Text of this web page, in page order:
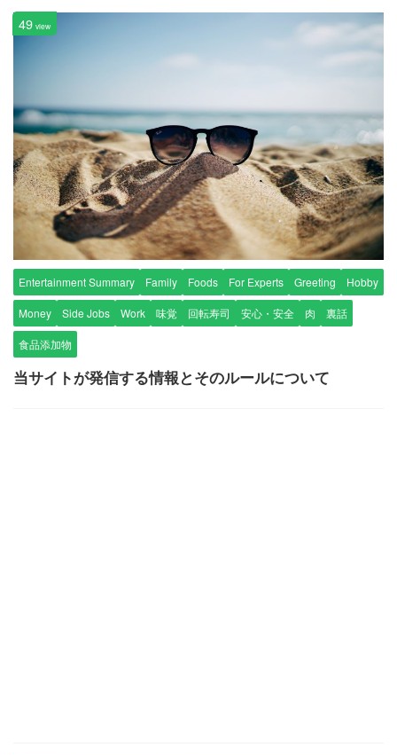
49 view
Entertainment Summary Family Foods For Experts Greeting Hobby
Money Side Jobs Work 味覚 回転寿司 安心・安全 肉 裏話
食品添加物
当サイトが発信する情報とそのルールについて